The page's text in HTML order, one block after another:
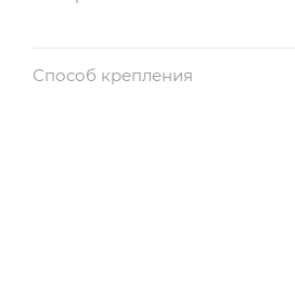
Способ крепления